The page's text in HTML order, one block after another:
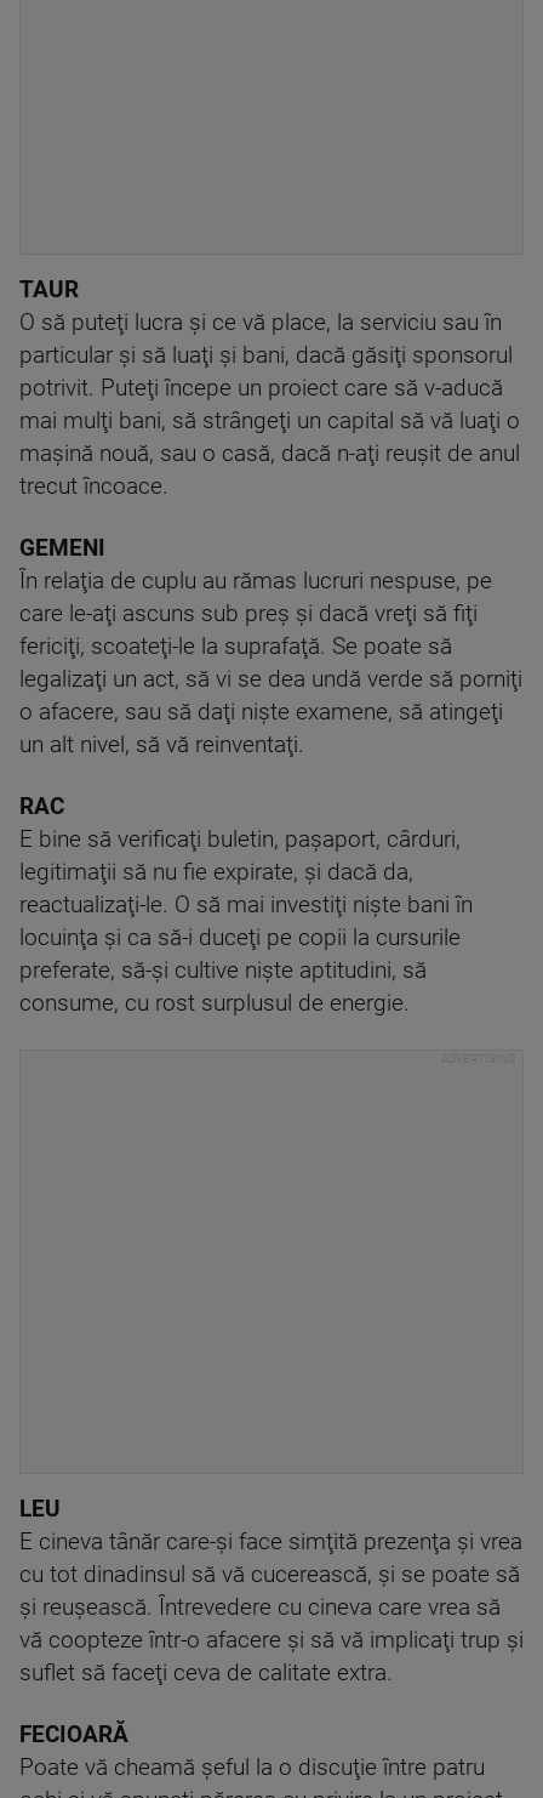
TAUR
O să puteţi lucra şi ce vă place, la serviciu sau în
particular şi să luaţi şi bani, dacă găsiţi sponsorul
potrivit. Puteţi începe un proiect care să v-aducă
mai mulţi bani, să strângeţi un capital să vă luaţi o
maşină nouă, sau o casă, dacă n-aţi reuşit de anul
trecut încoace.
GEMENI
În relaţia de cuplu au rămas lucruri nespuse, pe
care le-aţi ascuns sub preş şi dacă vreţi să fiţi
fericiţi, scoateţi-le la suprafaţă. Se poate să
legalizaţi un act, să vi se dea undă verde să porniţi
o afacere, sau să daţi nişte examene, să atingeţi
un alt nivel, să vă reinventaţi.
RAC
E bine să verificaţi buletin, paşaport, cârduri,
legitimaţii să nu fie expirate, şi dacă da,
reactualizaţi-le. O să mai investiţi nişte bani în
locuinţa şi ca să-i duceţi pe copii la cursurile
preferate, să-şi cultive nişte aptitudini, să
consume, cu rost surplusul de energie.
LEU
E cineva tânăr care-şi face simţită prezenţa şi vrea
cu tot dinadinsul să vă cucerească, şi se poate să
şi reuşească. Întrevedere cu cineva care vrea să
vă coopteze într-o afacere şi să vă implicaţi trup şi
suflet să faceţi ceva de calitate extra.
FECIOARĂ
Poate vă cheamă şeful la o discuţie între patru